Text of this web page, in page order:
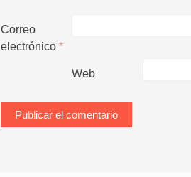
Correo
electrónico *
Web